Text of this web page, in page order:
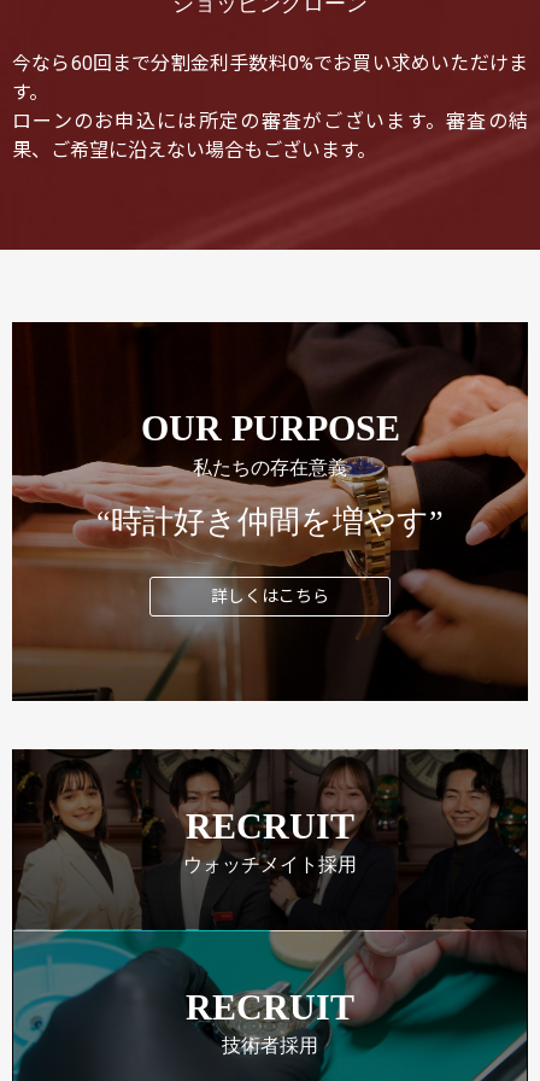
今なら60回まで分割金利手数料0%でお買い求めいただけま
す。
ローンのお申込には所定の審査がございます。審査の結
果、ご希望に沿えない場合もございます。
OUR PURPOSE
私たちの存在意義
“時計好き仲間を増やす”
詳しくはこちら
RECRUIT
ウォッチメイト採用
RECRUIT
技術者採用